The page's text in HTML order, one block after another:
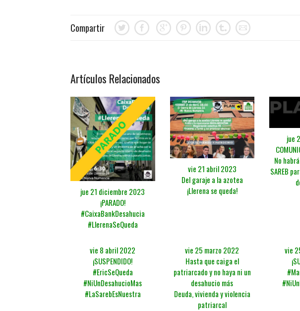
Compartir
Artículos Relacionados
jue 21 diciembre 2023
¡PARADO!
#CaixaBankDesahucia
#LlerenaSeQueda
vie 21 abril 2023
Del garaje a la azotea
¡Llerena se queda!
jue
No
SAREB
vie 8 abril 2022
¡SUSPENDIDO!
#EricSeQueda
#NiUnDesahucioMas
#LaSarebEsNuestra
vie 25 marzo 2022
Hasta que caiga el
patriarcado y no haya ni un
desahucio más
Deuda, vivienda y violencia
patriarcal
vie